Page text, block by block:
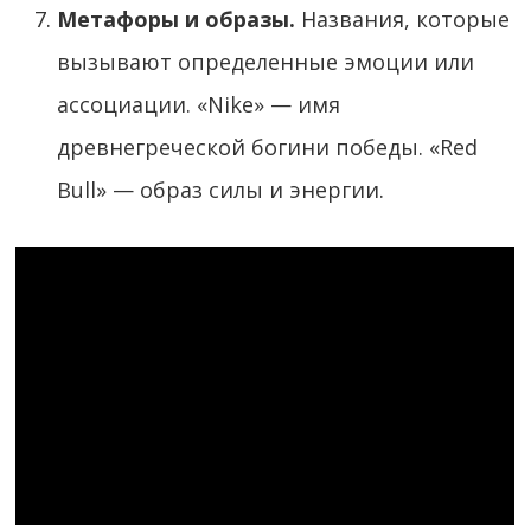
Метафоры и образы. Названия, которые
вызывают определенные эмоции или
ассоциации. «Nike» — имя
древнегреческой богини победы. «Red
Bull» — образ силы и энергии.